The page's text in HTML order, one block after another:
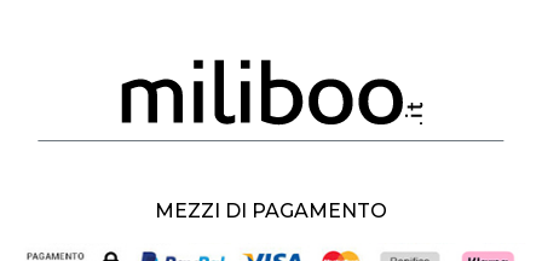
MEZZI DI PAGAMENTO